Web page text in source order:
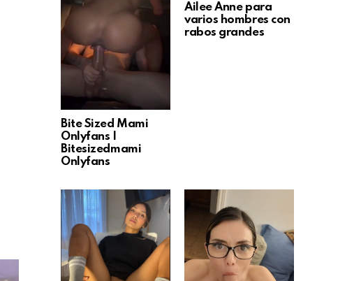
Bite Sized Mami
Onlyfans |
Bitesizedmami
Onlyfans
Ailee Anne para
varios hombres con
rabos grandes